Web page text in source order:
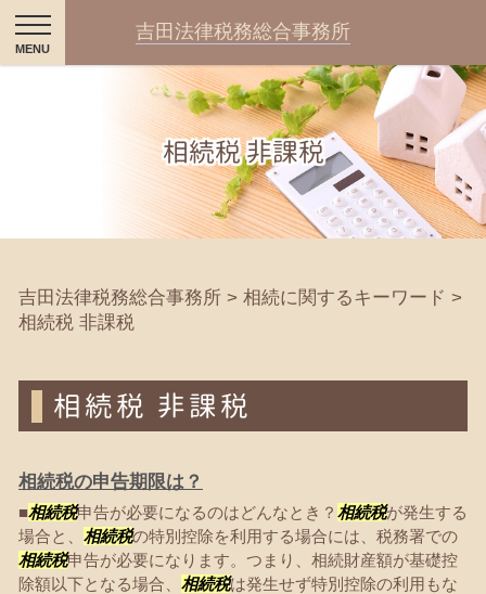
相続税 非課税
吉田法律税務総合事務所
吉田法律税務総合事務所 > 相続に関するキーワード >
相続税 非課税
相続税 非課税
相続税の申告期限は？
■相続税申告が必要になるのはどんなとき？ 相続税が発生する
場合と、 相続税の特別控除を利用する場合には、税務署での
相続税申告が必要になります。つまり、相続財産額が基礎控
除額以下となる場合、 相続税は発生せず特別控除の利用もな